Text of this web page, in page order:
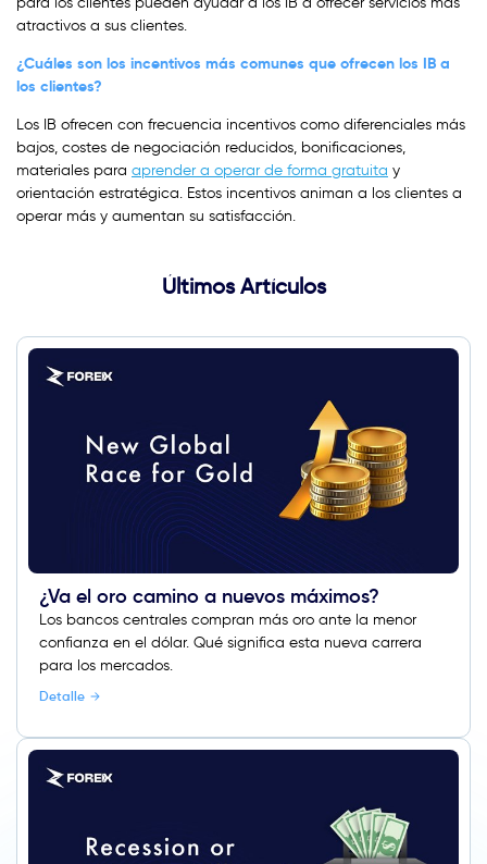
atractivos a sus clientes.
¿Cuáles son los incentivos más comunes que ofrecen los IB a
los clientes?
Los IB ofrecen con frecuencia incentivos como diferenciales más
bajos, costes de negociación reducidos, bonificaciones,
materiales para aprender a operar de forma gratuita y
orientación estratégica. Estos incentivos animan a los clientes a
operar más y aumentan su satisfacción.
Últimos Artículos
¿Va el oro camino a nuevos máximos?
Los bancos centrales compran más oro ante la menor
confianza en el dólar. Qué significa esta nueva carrera
para los mercados.
Detalle